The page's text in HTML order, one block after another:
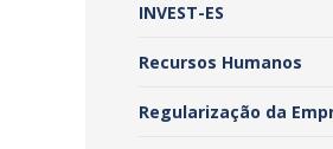
INVEST-ES
Recursos Humanos
Regularização da